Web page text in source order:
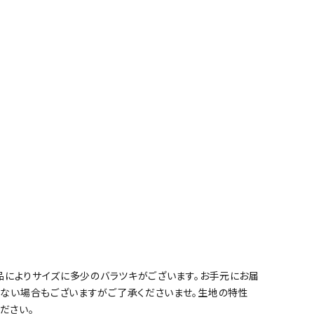
によりサイズに多少のバラツキがございます。お手元にお届
場合もございますがご了承くださいませ。生地の特性
さい。